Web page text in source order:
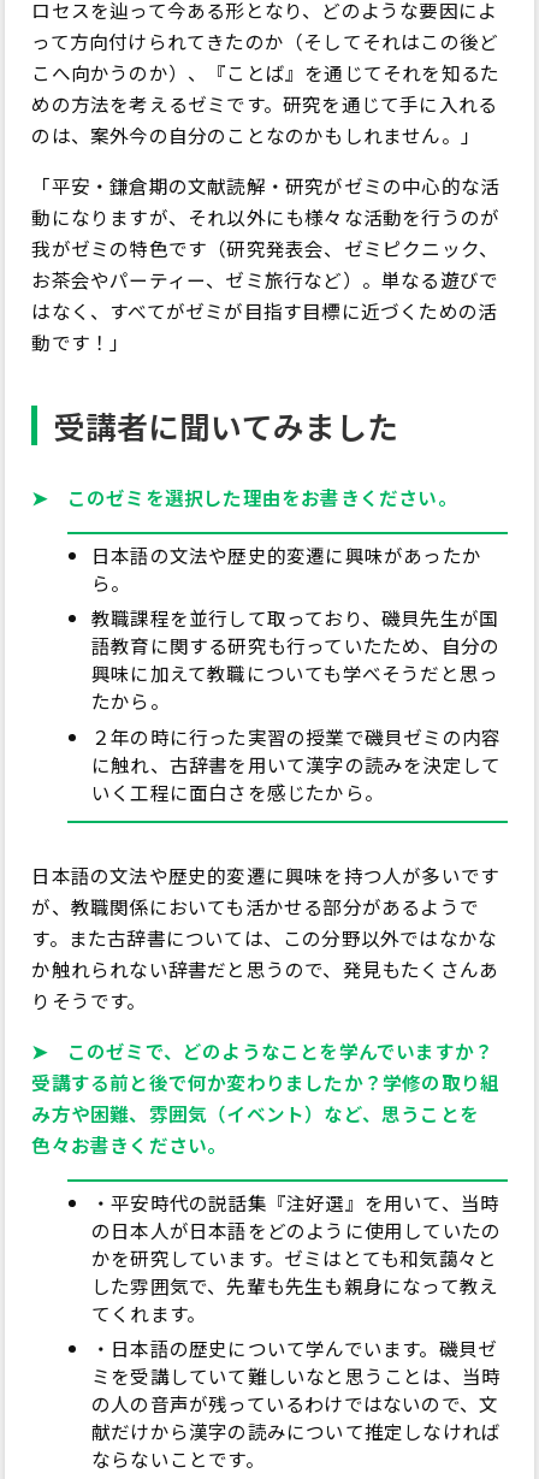
ロセスを辿って今ある形となり、どのような要因によ
って方向付けられてきたのか（そしてそれはこの後ど
こへ向かうのか）、『ことば』を通じてそれを知るた
めの方法を考えるゼミです。研究を通じて手に入れる
のは、案外今の自分のことなのかもしれません。」
「平安・鎌倉期の文献読解・研究がゼミの中心的な活
動になりますが、それ以外にも様々な活動を行うのが
我がゼミの特色です（研究発表会、ゼミピクニック、
お茶会やパーティー、ゼミ旅行など）。単なる遊びで
はなく、すべてがゼミが目指す目標に近づくための活
動です！」
受講者に聞いてみました
➤ このゼミを選択した理由をお書きください。
日本語の文法や歴史的変遷に興味があったか
ら。
教職課程を並行して取っており、磯貝先生が国
語教育に関する研究も行っていたため、自分の
興味に加えて教職についても学べそうだと思っ
たから。
２年の時に行った実習の授業で磯貝ゼミの内容
に触れ、古辞書を用いて漢字の読みを決定して
いく工程に面白さを感じたから。
日本語の文法や歴史的変遷に興味を持つ人が多いです
が、教職関係においても活かせる部分があるようで
す。また古辞書については、この分野以外ではなかな
か触れられない辞書だと思うので、発見もたくさんあ
りそうです。
➤ このゼミで、どのようなことを学んでいますか？
受講する前と後で何か変わりましたか？学修の取り組
み方や困難、雰囲気（イベント）など、思うことを
色々お書きください。
・平安時代の説話集『注好選』を用いて、当時
の日本人が日本語をどのように使用していたの
かを研究しています。ゼミはとても和気藹々と
した雰囲気で、先輩も先生も親身になって教え
てくれます。
・日本語の歴史について学んでいます。磯貝ゼ
ミを受講していて難しいなと思うことは、当時
の人の音声が残っているわけではないので、文
献だけから漢字の読みについて推定しなければ
ならないことです。